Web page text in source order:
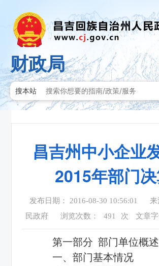
财政局
搜本站
昌吉州中小企业
2015年部门
发布日期： 2016-08-30 10:56:01
来
民政府
浏览次数： 491 次 文章字
第一部分 部门单位概述
一、部门基本情况